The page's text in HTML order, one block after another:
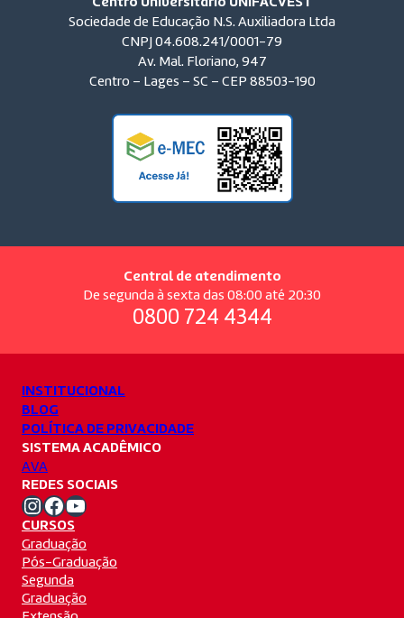
Centro Universitário UNIFACVEST
Sociedade de Educação N.S. Auxiliadora Ltda
CNPJ 04.608.241/0001-79
Av. Mal. Floriano, 947
Centro – Lages – SC – CEP 88503-190
Central de atendimento
De segunda à sexta das 08:00 até 20:30
0800 724 4344
INSTITUCIONAL
BLOG
POLÍTICA DE PRIVACIDADE
SISTEMA ACADÊMICO
AVA
REDES SOCIAIS
Instagram Unifacvest Facebook Unifacvest Youtube Unifacvest
CURSOS
Graduação
Pós-Graduação
Segunda
Graduação